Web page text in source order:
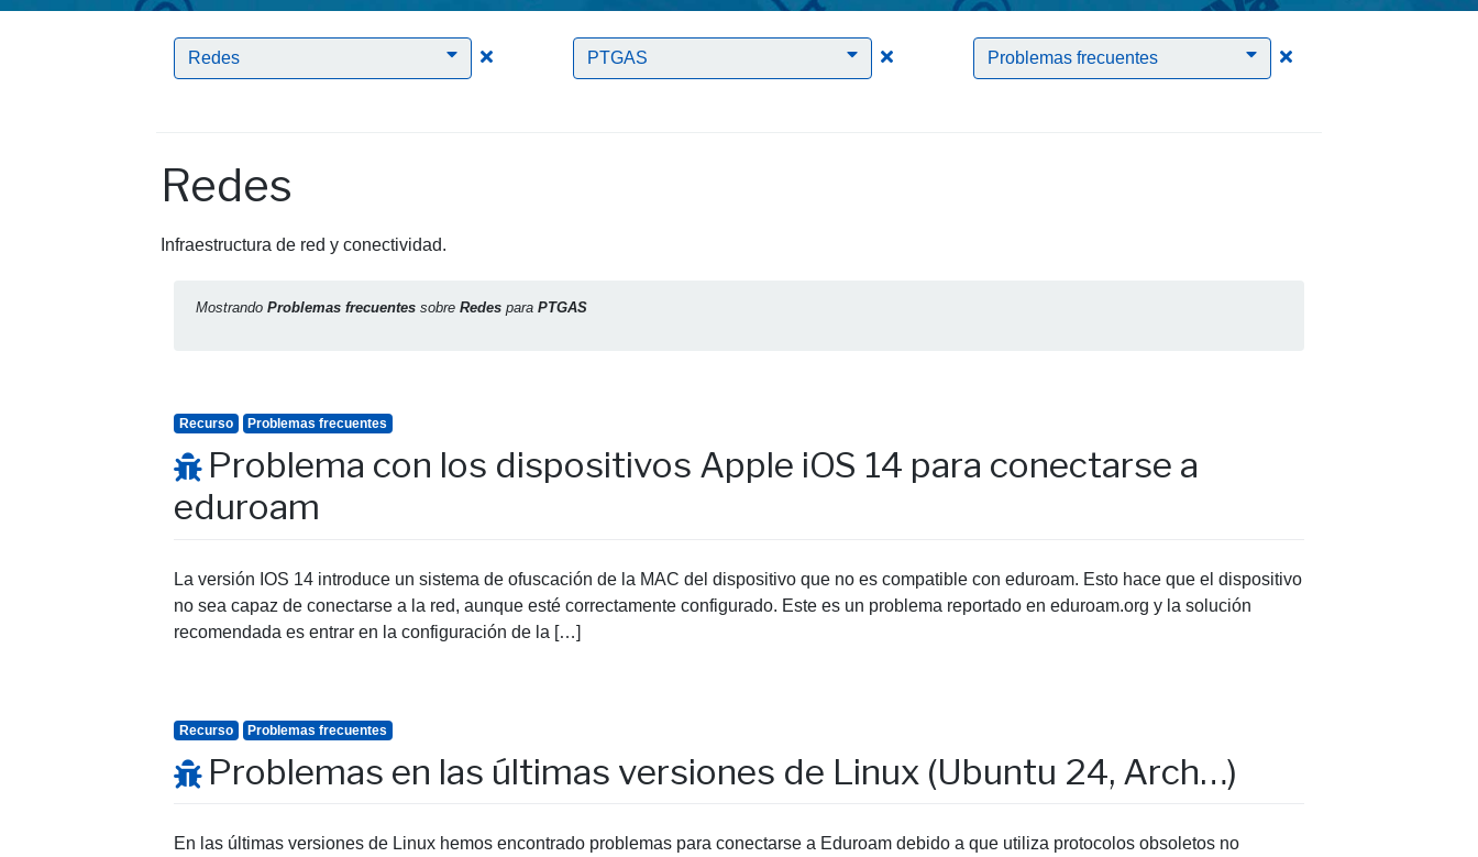
Redes Clic para borrar el filtro Redes
PTGAS Clic para borrar el filtro PTGAS
Problemas frecuentes Clic para borrar el filtro
Redes
Infraestructura de red y conectividad.
Mostrando Problemas frecuentes sobre Redes para PTGAS
Recurso Problemas frecuentes
Problema con los dispositivos Apple iOS 14 para conectarse a
eduroam
La versión IOS 14 introduce un sistema de ofuscación de la MAC del dispositivo que no es compatible con eduroam. Esto hace que el dispositivo
no sea capaz de conectarse a la red, aunque esté correctamente configurado. Este es un problema reportado en eduroam.org y la solución
recomendada es entrar en la configuración de la […]
Recurso Problemas frecuentes
Problemas en las últimas versiones de Linux (Ubuntu 24, Arch…)
En las últimas versiones de Linux hemos encontrado problemas para conectarse a Eduroam debido a que utiliza protocolos obsoletos no